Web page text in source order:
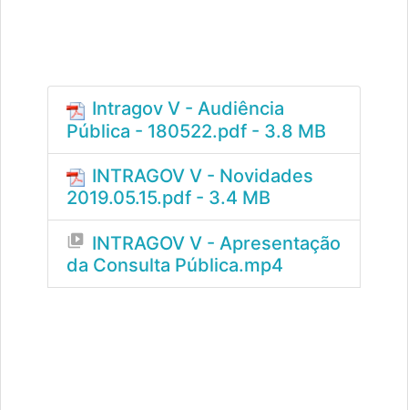
Intragov V - Audiência
Pública - 180522.pdf - 3.8 MB
INTRAGOV V - Novidades
2019.05.15.pdf - 3.4 MB
video_library INTRAGOV V - Apresentação
da Consulta Pública.mp4